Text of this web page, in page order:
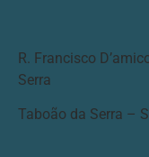
R. Francisco
Serra
Taboão da Serra –